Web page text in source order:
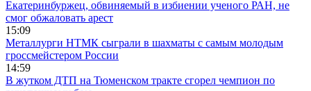
Екатеринбуржец, обвиняемый в избиении ученого РАН, не
смог обжаловать арест
15:09
Металлурги НТМК сыграли в шахматы с самым молодым
гроссмейстером России
14:59
В жутком ДТП на Тюменском тракте сгорел чемпион по